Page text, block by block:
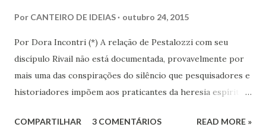
Por CANTEIRO DE IDEIAS outubro 24, 2015
Por Dora Incontri (*) A relação de Pestalozzi com seu
discípulo Rivail não está documentada, provavelmente por
mais uma das conspirações do silêncio que pesquisadores e
historiadores impõem aos praticantes da heresia espírita
COMPARTILHAR 3 COMENTÁRIOS READ MORE »